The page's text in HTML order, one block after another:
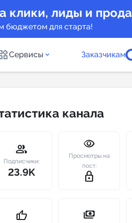
клики, лиды и
бюджетом для старта!
Сервисы
New
Заказчикам
канала
group
Подписчики:
23.9K
visibility
Просмотры на
пост:
lock_outline
thumb_up payments